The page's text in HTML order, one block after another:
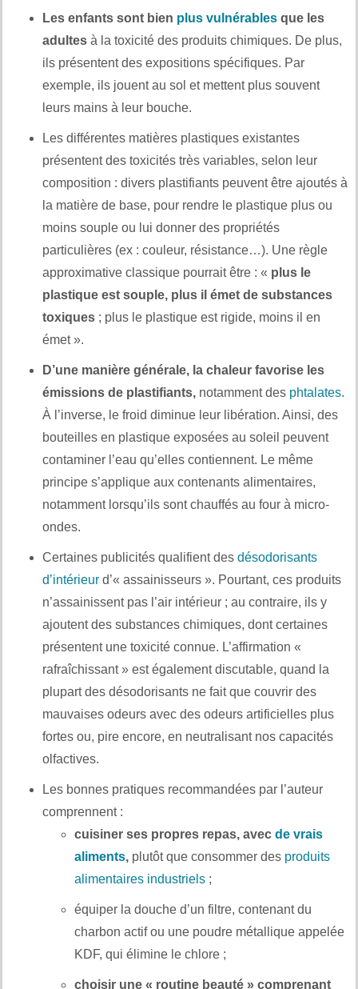
Les enfants sont bien plus vulnérables que les
adultes à la toxicité des produits chimiques. De plus,
ils présentent des expositions spécifiques. Par
exemple, ils jouent au sol et mettent plus souvent
leurs mains à leur bouche.
Les différentes matières plastiques existantes
présentent des toxicités très variables, selon leur
composition : divers plastifiants peuvent être ajoutés à
la matière de base, pour rendre le plastique plus ou
moins souple ou lui donner des propriétés
particulières (ex : couleur, résistance…). Une règle
approximative classique pourrait être : « plus le
plastique est souple, plus il émet de substances
toxiques ; plus le plastique est rigide, moins il en
émet ».
D’une manière générale, la chaleur favorise les
émissions de plastifiants, notamment des phtalates.
À l’inverse, le froid diminue leur libération. Ainsi, des
bouteilles en plastique exposées au soleil peuvent
contaminer l’eau qu’elles contiennent. Le même
principe s’applique aux contenants alimentaires,
notamment lorsqu’ils sont chauffés au four à micro-
ondes.
Certaines publicités qualifient des désodorisants
d’intérieur d’« assainisseurs ». Pourtant, ces produits
n’assainissent pas l’air intérieur ; au contraire, ils y
ajoutent des substances chimiques, dont certaines
présentent une toxicité connue. L’affirmation «
rafraîchissant » est également discutable, quand la
plupart des désodorisants ne fait que couvrir des
mauvaises odeurs avec des odeurs artificielles plus
fortes ou, pire encore, en neutralisant nos capacités
olfactives.
Les bonnes pratiques recommandées par l’auteur
comprennent :
cuisiner ses propres repas, avec de vrais
aliments, plutôt que consommer des produits
alimentaires industriels ;
équiper la douche d’un filtre, contenant du
charbon actif ou une poudre métallique appelée
KDF, qui élimine le chlore ;
choisir une « routine beauté » comprenant